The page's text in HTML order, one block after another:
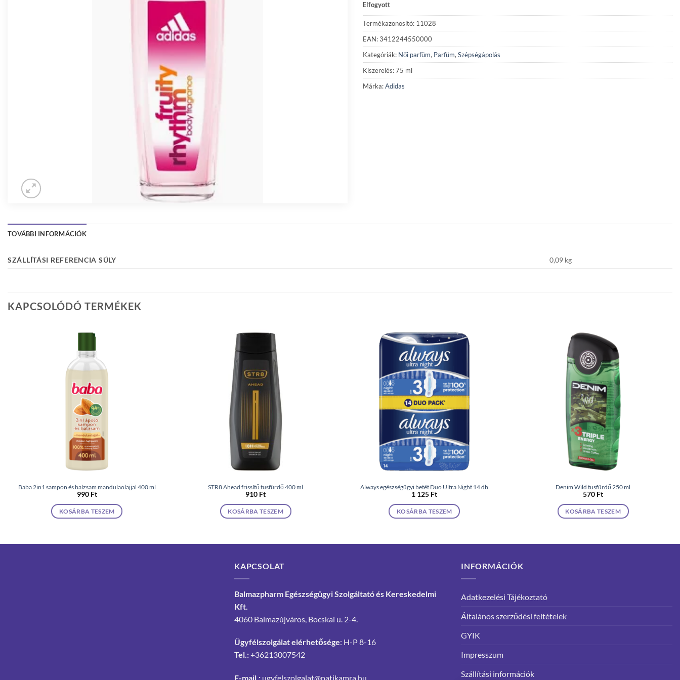
Elfogyott
Termékazonosító: 11028
EAN: 3412244550000
Kategóriák: Női parfüm, Parfüm, Szépségápolás
Kiszerelés: 75 ml
Márka:Adidas
TOVÁBBI INFORMÁCIÓK
SZÁLLÍTÁSI REFERENCIA SÚLY 0,09 kg
KAPCSOLÓDÓ TERMÉKEK
Baba 2in1 sampon és balzsam mandulaolajjal 400 ml
990 Ft
KOSÁRBA TESZEM
STR8 Ahead frissítő tusfürdő 400 ml
910 Ft
KOSÁRBA TESZEM
Always egészségügyi betét Duo Ultra Night 14 db
1 125 Ft
KOSÁRBA TESZEM
Denim Wild tusfürdő 250 ml
570 Ft
KOSÁRBA TESZEM
KAPCSOLAT
Balmazpharm Egészségügyi Szolgáltató és Kereskedelmi
Kft.
4060 Balmazújváros, Bocskai u. 2-4.
Ügyfélszolgálat elérhetősége: H-P 8-16
Tel.:+36213007542
E-mail.: ugyfelszolgalat@patikamra.hu
INFORMÁCIÓK
Adatkezelési Tájékoztató
Általános szerződési feltételek
GYIK
Impresszum
Szállítási információk